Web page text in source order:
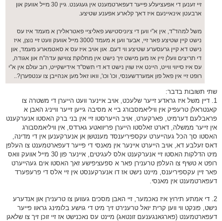
זיי זענען די אפעציעלע פייער דעפארטמענט אין געגענט. גיין 30 מייל אוועק און
ארבעטן אינאיינעם איז דאך קלארע אפענע שטיצע.
משל למהד"ד, אין א"י ווען די ציוניסטישע פאליציי פאטראלירן א מעמד איז עס
נישט קיין שטיצע פאר זיי, אבער ווען א מעמד 3000 מייל אוועק וועט זיי נוצן, איז
נישט דא קיין גרעסערע שטיצע ווי דעם. און אויב איז עס א סאטמארע מעמד, און
די תריצים וועלן זיין אז מען מישט זיך נישט אין מחלוקת צווישן עדה"ח און אגודה,
עס איז סייווי ווייט, היינט איז שוין נישט דא די תשס"ד אידישקייט, רוב עולם אין א"י
רופט זיי אין פאל פון אמערדשענסי, וכו' וכו', וואו זאל מען אנהייבן צו ענטפערן?..
שתי תשובות בדבר:
1. דיין משל איז גראדע זייער שלעכט, אויב איינער וועט הייערן די משטרה צו
קאנטראלן טרעפיק אין וויליאמסבורג ביי א מסיבה גייען זייער ווייניג האבן א
פראבלעם דערמיט, פארקערט, אויב הייערסטו זיי אין בני ברק האסטו אנערקענט
אין זייער ממשלה, דארט זאלסטו הייערן פריוואטע גארדס, אין וויליאמסבורג
האסטו סך הכל געהייערט עקספיריענסד מענטשן אן אנערקענען אין די מדינה,
דאס זעלבע דא, אויב הייערט איינער אין מאנסי די פייער דעפארטמענט צו העלפן
מיט הדלקות האסטו זיי אנערקענט אלס לעגיטים, איינער פון 30 מייל אוועק וואס
רופט א טשיף צו העלפן טרענירן פאר א ספעציפישע זאך האסטו אים געהייערט
פאר זיין עקספיריענס, מיינט נישט אז דו אנערקענסט אין זיי אלס די פרעפערד
דעפארטמענט אין מאנסי.
2. די אמתע תירוץ איז נאכמער, זיי האבן מסכים געווען צו טרענירן און אנדערע
נישט, פונקט ווי ווען קרית יואל טרענירט זיך מיט די גוישע בלומינג גראוו פייער
דעפארטמענט (פארגאנגענעם זונטאג) מיינט עס נאכנישט אז זיי זוכן זיך צו שלאגן